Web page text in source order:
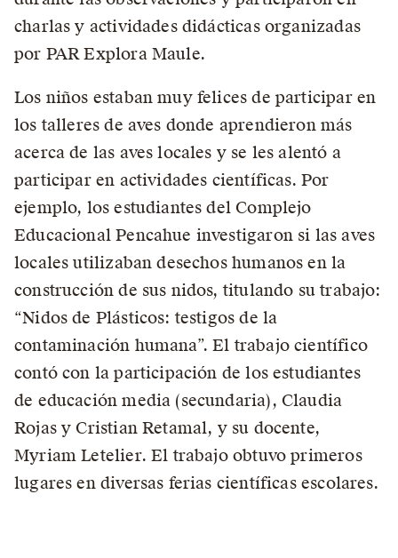
charlas y actividades didácticas organizadas
por PAR Explora Maule.
Los niños estaban muy felices de participar en
los talleres de aves donde aprendieron más
acerca de las aves locales y se les alentó a
participar en actividades científicas. Por
ejemplo, los estudiantes del Complejo
Educacional Pencahue investigaron si las aves
locales utilizaban desechos humanos en la
construcción de sus nidos, titulando su trabajo:
“Nidos de Plásticos: testigos de la
contaminación humana”. El trabajo científico
contó con la participación de los estudiantes
de educación media (secundaria), Claudia
Rojas y Cristian Retamal, y su docente,
Myriam Letelier. El trabajo obtuvo primeros
lugares en diversas ferias científicas escolares.